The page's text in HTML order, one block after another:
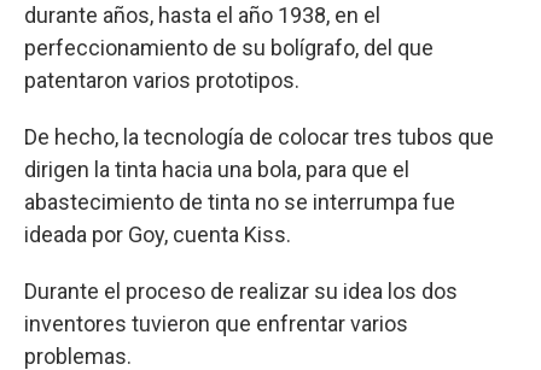
durante años, hasta el año 1938, en el
perfeccionamiento de su bolígrafo, del que
patentaron varios prototipos.
De hecho, la tecnología de colocar tres tubos que
dirigen la tinta hacia una bola, para que el
abastecimiento de tinta no se interrumpa fue
ideada por Goy, cuenta Kiss.
Durante el proceso de realizar su idea los dos
inventores tuvieron que enfrentar varios
problemas.